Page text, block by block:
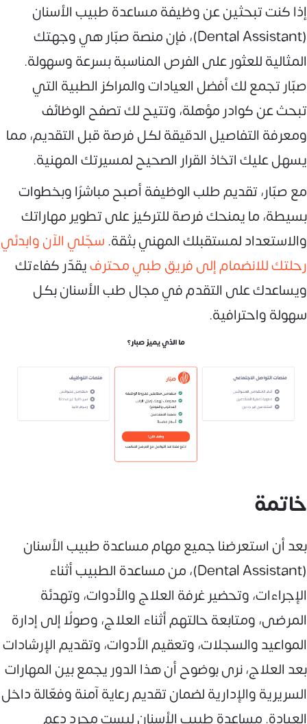
إذا كنت تبحثين عن وظيفة مساعدة طبيب الأسنان
(Dental Assistant)، فإن منصة صبّار هي وجهتك
المثالية للعثور على الفرص المناسبة بسرعة وسهولة.
صبّار تجمع لك أفضل العيادات والمراكز الطبية التي
تبحث عن كوادر مؤهلة، وتتيح لك تصفح الوظائف
ومعرفة التفاصيل الدقيقة لكل فرصة قبل التقديم، مما
يسهل عليك اتخاذ القرار الصحيح لمسيرتك المهنية.
مع صبّار، تقديم طلب الوظيفة أصبح مباشرًا وبخطوات
بسيطة، ما يمنحك فرصة للتركيز على تطوير مهاراتك
والاستعداد لمستقبلك المهني بثقة. سجّلي الآن وابدئي
رحلتك للانضمام إلى فريق طبي محترفيقدّر كفاءتك
ويساعدك على التقدم في مجال طب الأسنان بكل
سهولة واحترافية.
خاتمة
بعد أن استعرضنا جميع مهام مساعدة طبيب الأسنان
(Dental Assistant)، من مساعدة الطبيب أثناء
الإجراءات، وتحضير غرفة العلاج والأدوات، وتهدئة
المرضى، ومتابعة حالتهم أثناء العلاج، وصولًا إلى إدارة
المواعيد والسجلات، وتعقيم الأدوات، وتقديم الإرشادات
بعد العلاج، نرى بوضوح أن هذا الدور يجمع بين المهارات
السريرية والإدارية لضمان تقديم رعاية آمنة وفعّالة داخل
العيادة. مساعدة طبيب الأسنان ليست مجرد دعم